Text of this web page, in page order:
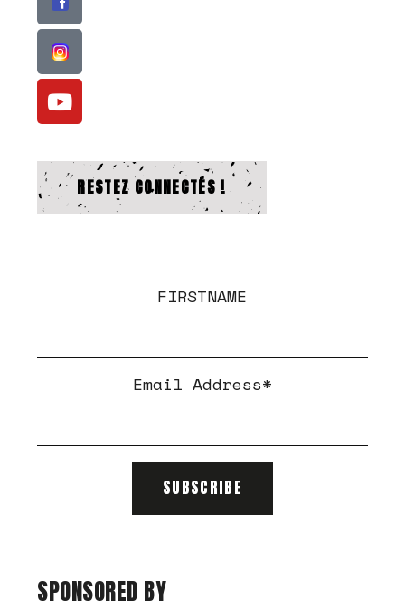
RESTEZ CONNECTÉS !
FIRSTNAME
Email Address*
SPONSORED BY